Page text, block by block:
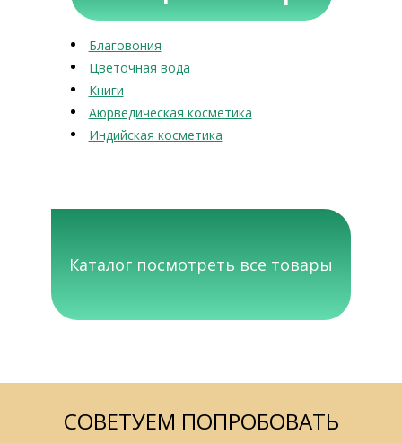
Благовония
Цветочная вода
Книги
Аюрведическая косметика
Индийская косметика
Каталог посмотреть все товары
СОВЕТУЕМ ПОПРОБОВАТЬ